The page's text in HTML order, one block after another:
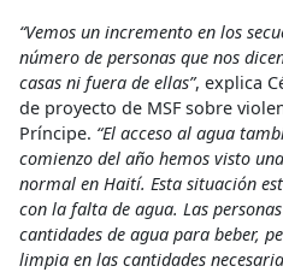
“Vemos un incremento en los
número de personas que nos
casas ni fuera de ellas”, explica
de proyecto de MSF sobre
Príncipe. “El acceso al agua
comienzo del año hemos visto
normal en Haití. Esta situación
con la falta de agua. Las
cantidades de agua para beber,
limpia en las cantidades